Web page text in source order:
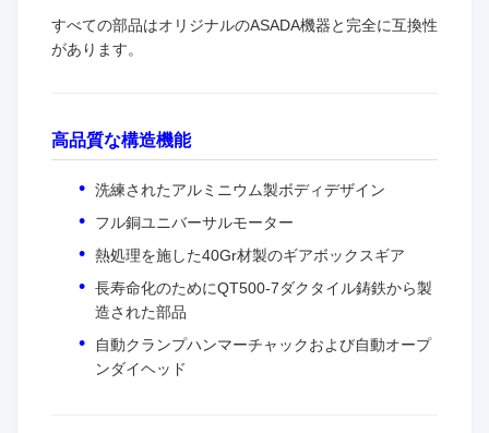
すべての部品はオリジナルのASADA機器と完全に互換性
があります。
高品質な構造機能
洗練されたアルミニウム製ボディデザイン
フル銅ユニバーサルモーター
熱処理を施した40Gr材製のギアボックスギア
長寿命化のためにQT500-7ダクタイル鋳鉄から製
造された部品
自動クランプハンマーチャックおよび自動オープ
ンダイヘッド